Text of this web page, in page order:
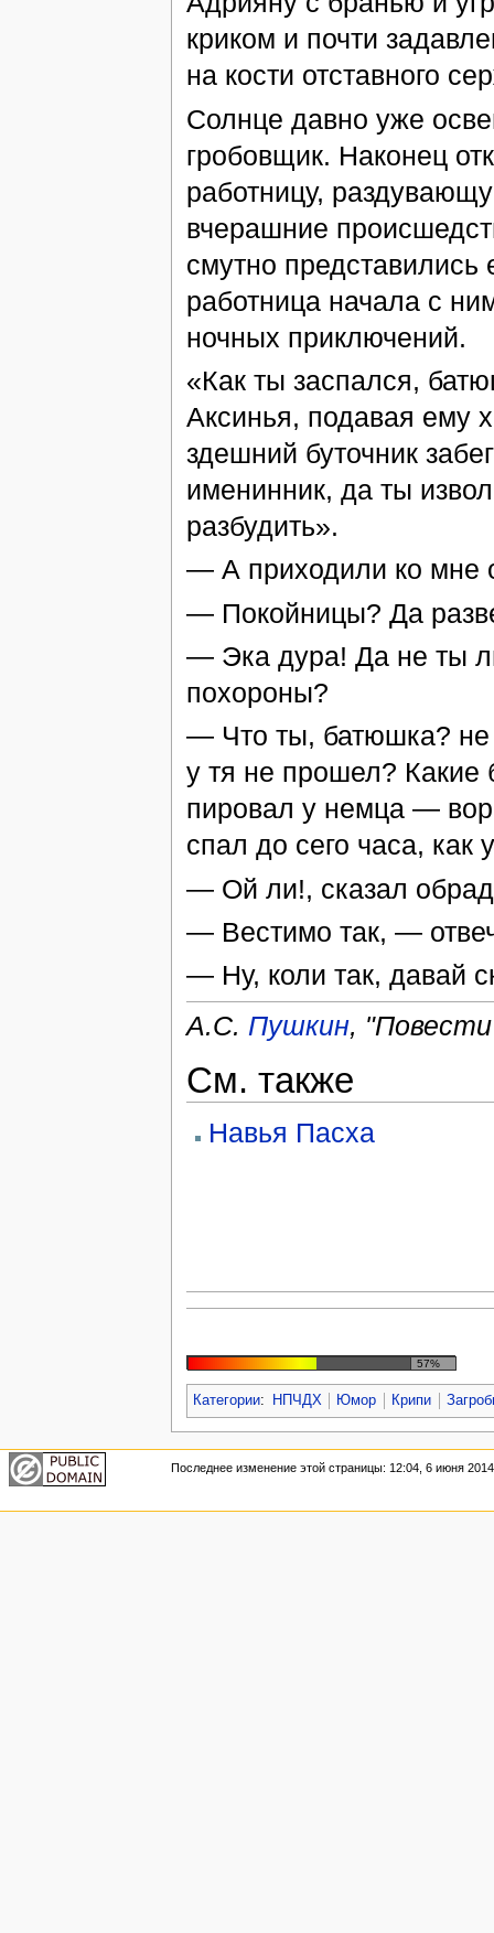
криком и почти
на кости отставного
Солнце давно уже
гробовщик. Наконец
работницу,
вчерашние
смутно
работница начала с
ночных приключений.
«Как ты заспался,
Аксинья, подавая ему
здешний буточник
именинник, да ты
разбудить».
— А приходили ко мне
— Покойницы? Да
— Эка дура! Да не ты
похороны?
— Что ты, батюшка?
у тя не прошел?
пировал у немца —
спал до сего часа, как
— Ой ли!, сказал
— Вестимо так, —
— Ну, коли так, давай
А.С. Пушкин,
См. также
Навья Пасха
57%
Категории: НПЧДХ Юмор Крипи
Последнее изменение этой страницы: 12:04, 6 июня